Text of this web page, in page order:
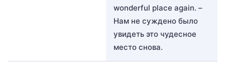
wonderful place again. –
Нам не суждено было
увидеть это чудесное
место снова.